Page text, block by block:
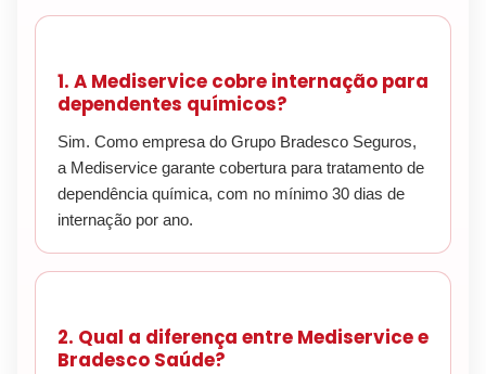
1. A Mediservice cobre internação para
dependentes químicos?
Sim. Como empresa do Grupo Bradesco Seguros,
a Mediservice garante cobertura para tratamento de
dependência química, com no mínimo 30 dias de
internação por ano.
2. Qual a diferença entre Mediservice e
Bradesco Saúde?